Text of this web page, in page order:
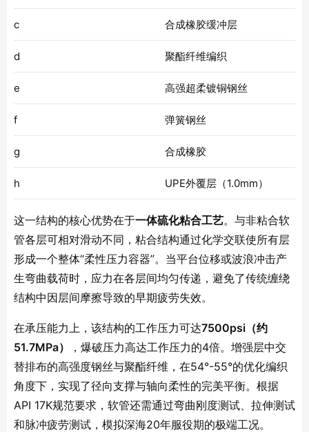
c 合成橡胶缓冲层
d 聚酯纤维编织
e 高强超柔镀铜钢丝
f 弹簧钢丝
g 合成橡胶
h UPE外覆层（1.0mm）
这一结构的核心优势在于一体硫化粘合工艺。与非粘合软
管各层可相对滑动不同，粘合结构通过化学交联使所有层
形成一个整体“柔性压力容器”。当平台位移或波浪冲击产
生弯曲载荷时，应力在各层间均匀传递，避免了传统缠绕
结构中因层间摩擦导致的早期疲劳失效。
在承压能力上，该结构的工作压力可达7500psi（约
51.7MPa）
，爆破压力高达工作压力的4倍。增强层中交
替排布的高强度钢丝与聚酯纤维，在54°-55°的优化编织
角度下，实现了径向支撑与轴向柔性的完美平衡。根据
API 17K规范要求，软管还需通过弯曲刚度测试、拉伸测试
和脉冲疲劳测试，模拟深海20年服役期的极端工况。